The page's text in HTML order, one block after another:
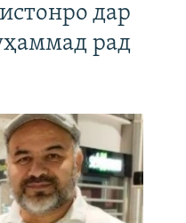
дар
рад